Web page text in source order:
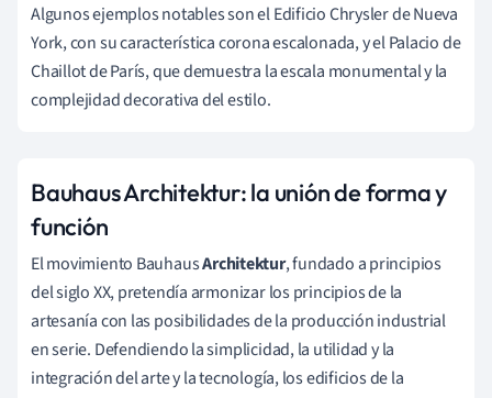
Algunos ejemplos notables son el Edificio Chrysler de Nueva
York, con su característica corona escalonada, y el Palacio de
Chaillot de París, que demuestra la escala monumental y la
complejidad decorativa del estilo.
Bauhaus Architektur: la unión de forma y
función
El movimiento BauhausArchitektur, fundado a principios
del siglo XX, pretendía armonizar los principios de la
artesanía con las posibilidades de la producción industrial
en serie. Defendiendo la simplicidad, la utilidad y la
integración del arte y la tecnología, los edificios de la